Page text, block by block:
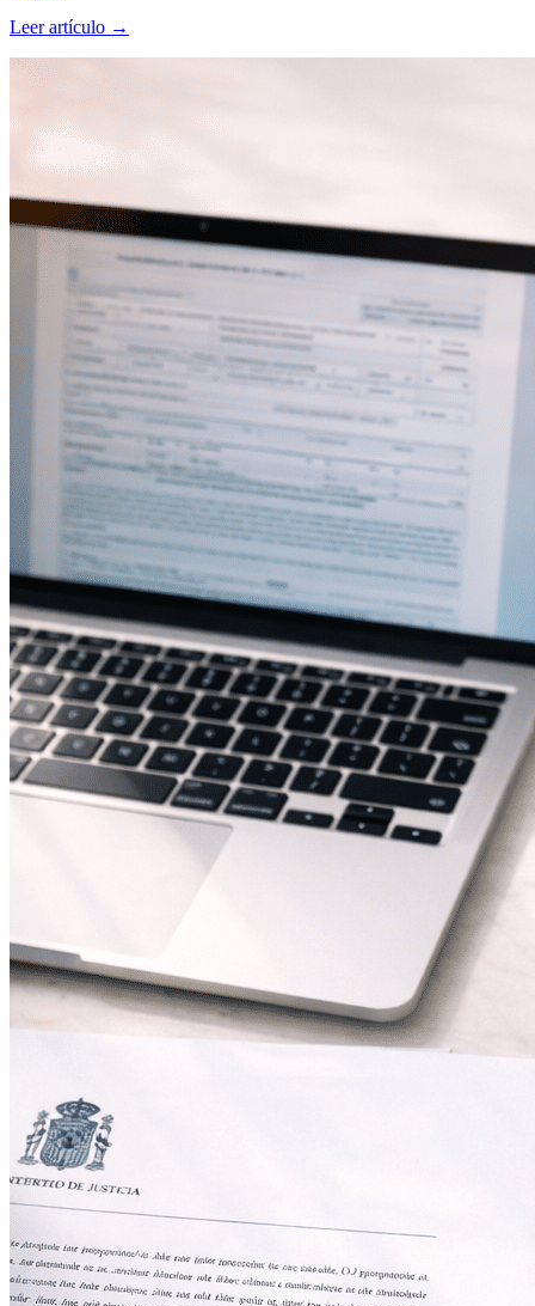
Leer artículo →